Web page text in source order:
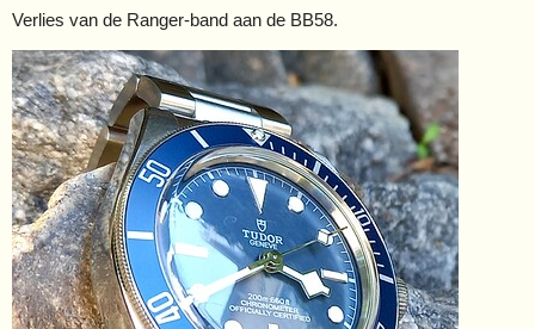
Verlies van de Ranger-band aan de BB58.